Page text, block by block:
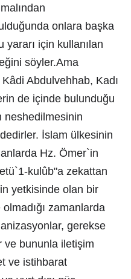
onlara başka
için kullanılan
söyler.Ama
Abdulvehhab, Kadı
de içinde bulunduğu
neshedilmesinin
İslam ülkesinin
Hz. Ömer`in
kulûb"a zekattan
yetkisinde olan bir
zamanlarda
gerekse
ve bununla iletişim
ve istihbarat